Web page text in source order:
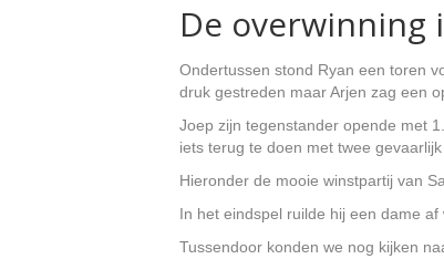
De overwinning
Ondertussen stond Ryan een toren
druk gestreden maar Arjen zag een
Joep zijn tegenstander opende met
iets terug te doen met twee
Hieronder de mooie winstpartij van
In het eindspel ruilde hij een dame
Tussendoor konden we nog kijken